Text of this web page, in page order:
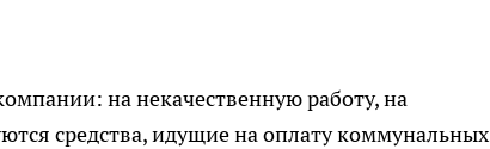
на некачественную работу, на
средства, идущие на оплату коммунальных